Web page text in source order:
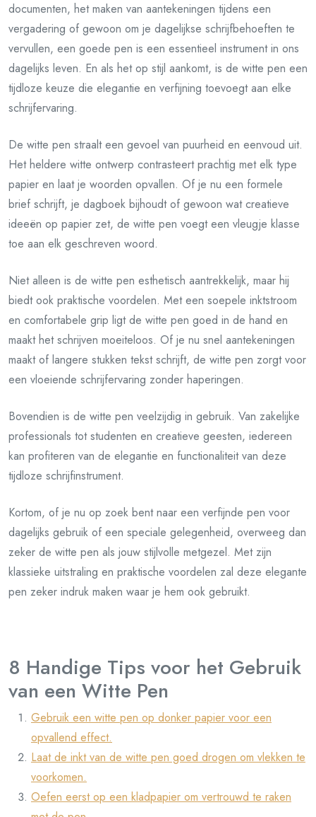
documenten, het maken van aantekeningen tijdens een
vergadering of gewoon om je dagelijkse schrijfbehoeften te
vervullen, een goede pen is een essentieel instrument in ons
dagelijks leven. En als het op stijl aankomt, is de witte pen een
tijdloze keuze die elegantie en verfijning toevoegt aan elke
schrijfervaring.
De witte pen straalt een gevoel van puurheid en eenvoud uit.
Het heldere witte ontwerp contrasteert prachtig met elk type
papier en laat je woorden opvallen. Of je nu een formele
brief schrijft, je dagboek bijhoudt of gewoon wat creatieve
ideeën op papier zet, de witte pen voegt een vleugje klasse
toe aan elk geschreven woord.
Niet alleen is de witte pen esthetisch aantrekkelijk, maar hij
biedt ook praktische voordelen. Met een soepele inktstroom
en comfortabele grip ligt de witte pen goed in de hand en
maakt het schrijven moeiteloos. Of je nu snel aantekeningen
maakt of langere stukken tekst schrijft, de witte pen zorgt voor
een vloeiende schrijfervaring zonder haperingen.
Bovendien is de witte pen veelzijdig in gebruik. Van zakelijke
professionals tot studenten en creatieve geesten, iedereen
kan profiteren van de elegantie en functionaliteit van deze
tijdloze schrijfinstrument.
Kortom, of je nu op zoek bent naar een verfijnde pen voor
dagelijks gebruik of een speciale gelegenheid, overweeg dan
zeker de witte pen als jouw stijlvolle metgezel. Met zijn
klassieke uitstraling en praktische voordelen zal deze elegante
pen zeker indruk maken waar je hem ook gebruikt.
8 Handige Tips voor het Gebruik
van een Witte Pen
Gebruik een witte pen op donker papier voor een
opvallend effect.
Laat de inkt van de witte pen goed drogen om vlekken te
voorkomen.
Oefen eerst op een kladpapier om vertrouwd te raken